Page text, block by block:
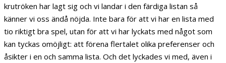
krutröken har lagt sig och vi landar i den färdiga listan så
känner vi oss ändå nöjda. Inte bara för att vi har en lista med
tio riktigt bra spel, utan för att vi har lyckats med något som
kan tyckas omöjligt: att förena flertalet olika preferenser och
åsikter i en och samma lista. Och det lyckades vi med, även i